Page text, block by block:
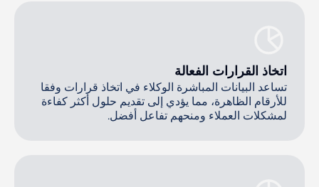
اتخاذ القرارات الفعالة
تساعد البيانات المباشرة الوكلاء في اتخاذ قرارات وفقا
للأرقام الظاهرة، مما يؤدي إلى تقديم حلول أكثر كفاءة
لمشكلات العملاء ومنحهم تفاعل أفضل.